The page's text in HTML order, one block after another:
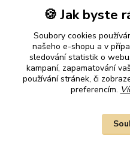
Plaťte u
🍪 Jak byste
Soubory cookies
našeho e-shopu a v
sledování statistik o
kampaní, zapamatování
používání stránek, či
preferencím.